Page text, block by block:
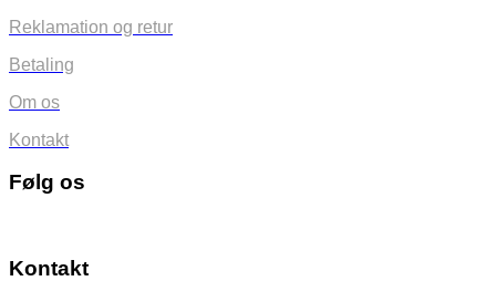
Reklamation og retur
Betaling
Om os
Kontakt
Følg os
Kontakt